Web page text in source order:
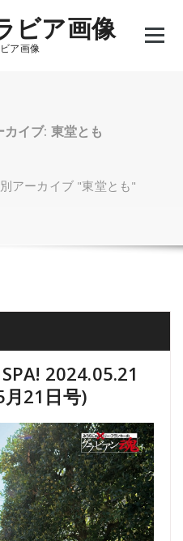
ビア画像
ア画像
イブ: 東堂とも
アーカイブ "東堂とも"
2024.05.21
月21日号)